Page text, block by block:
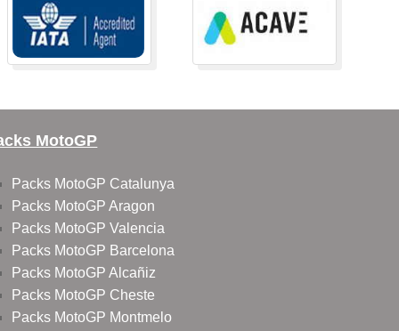
MotoGP
Packs MotoGP Catalunya
Packs MotoGP Aragon
Packs MotoGP Valencia
Packs MotoGP Barcelona
Packs MotoGP Alcañiz
Packs MotoGP Cheste
Packs MotoGP Montmelo